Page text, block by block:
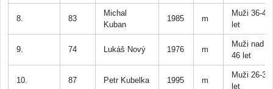
8. 83
Michal
Kuban
1985 m
Muži 36-45
let
9. 74 Lukáš Nový 1976 m
Muži nad
46 let
10. 87 Petr Kubelka 1995 m
Muži 26-35
let